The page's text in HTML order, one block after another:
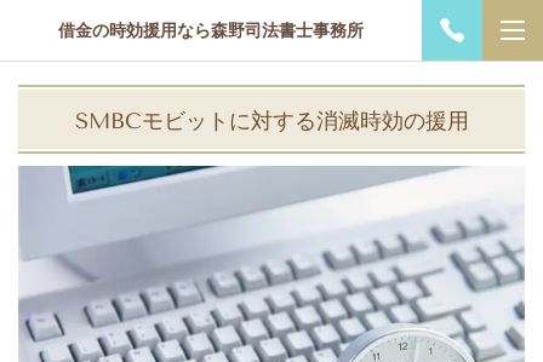
借金の時効援用なら森野司法書士事務所
SMBCモビットに対する消滅時効の援用